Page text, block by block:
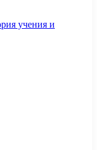
учения и